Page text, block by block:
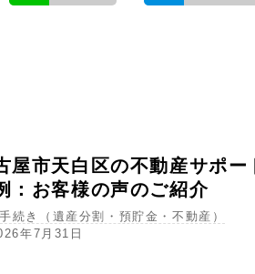
屋市天白区の不動産サポー
：お客様の声のご紹介
続き（遺産分割・預貯金・不動産）
年7月31日